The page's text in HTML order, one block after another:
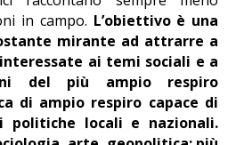
in campo. L’obiettivo è una
mirante ad attrarre a
ai temi sociali e a
del più ampio respiro
di ampio respiro capace di
politiche locali e nazionali.